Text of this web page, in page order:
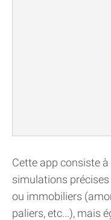
Cette app consiste
simulations
ou immobiliers
paliers, etc...), mais